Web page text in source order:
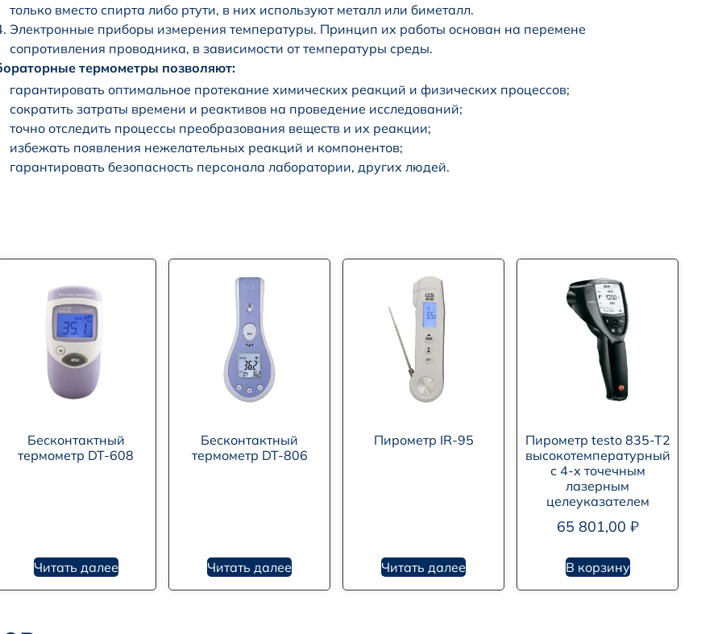
только вместо спирта либо ртути, в них используют металл или биметалл.
Электронные приборы измерения температуры. Принцип их работы основан на перемене
сопротивления проводника, в зависимости от температуры среды.
термометры позволяют:
гарантировать оптимальное протекание химических реакций и физических процессов;
сократить затраты времени и реактивов на проведение исследований;
точно отследить процессы преобразования веществ и их реакции;
избежать появления нежелательных реакций и компонентов;
гарантировать безопасность персонала лаборатории, других людей.
Бесконтактный
термометр DT-608
Читать далее
Бесконтактный
термометр DT-806
Читать далее
Пирометр IR-95
Читать далее
Пирометр testo 835-T2
высокотемпературный
с 4-х точечным
лазерным
целеуказателем
65 801,00 ₽
В корзину